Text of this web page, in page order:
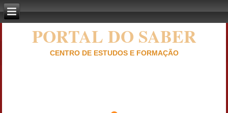
PORTAL DO SABER
CENTRO DE ESTUDOS E FORMAÇÃO